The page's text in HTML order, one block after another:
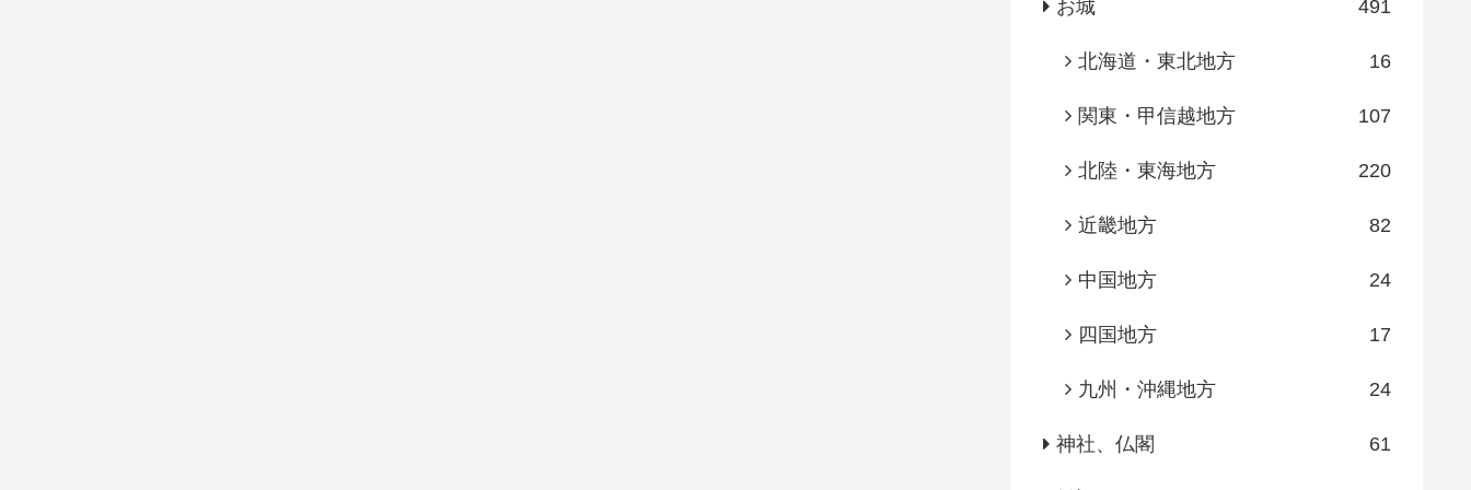
お城 491
北海道・東北地方 16
関東・甲信越地方 107
北陸・東海地方 220
近畿地方 82
中国地方 24
四国地方 17
九州・沖縄地方 24
神社、仏閣 61